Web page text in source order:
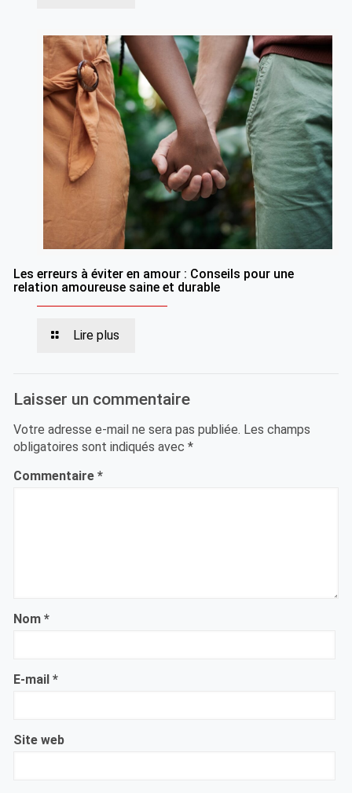
Les erreurs à éviter en amour : Conseils pour une
relation amoureuse saine et durable
Lire plus
Laisser un commentaire
Votre adresse e-mail ne sera pas publiée. Les champs
obligatoires sont indiqués avec *
Commentaire *
Nom *
E-mail *
Site web